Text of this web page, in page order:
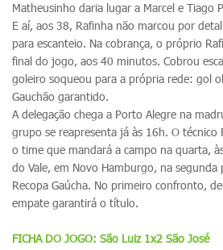
Matheusinho daria lugar a Marcel e Tiago
E aí, aos 38, Rafinha não marcou por
para escanteio. Na cobrança, o próprio
final do jogo, aos 40 minutos. Cobrou
goleiro soqueou para a própria rede: gol
Gauchão garantido.
A delegação chega a Porto Alegre na
grupo se reapresenta já às 16h. O técnico
o time que mandará a campo na quarta,
do Vale, em Novo Hamburgo, na segunda
Recopa Gaúcha. No primeiro confronto,
empate garantirá o título.
FICHA DO JOGO: São Luiz 1x2 São José